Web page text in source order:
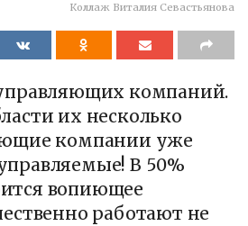
Коллаж Виталия Севастьянова
компаний.
их несколько
компании уже
В 50%
вопиющее
работают не